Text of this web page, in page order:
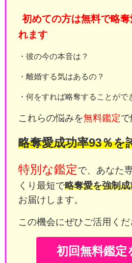
初めての方は無料で略
れます
・彼の今の本音は？
・離婚する気はあるの？
・何をすれば略奪することがで
これらの悩みを無料鑑定で
略奪愛成功率93％を
特別な鑑定で、あなた
くり最短で略奪愛を強制
お届けします。
この機会にぜひご活用くだ
初回無料鑑定